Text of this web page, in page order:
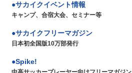
サカイクイベント情報
キャンプ、合宿大会、セミナー等
サカイクフリーマガジン
日本初全国版10万部発行
Spike!